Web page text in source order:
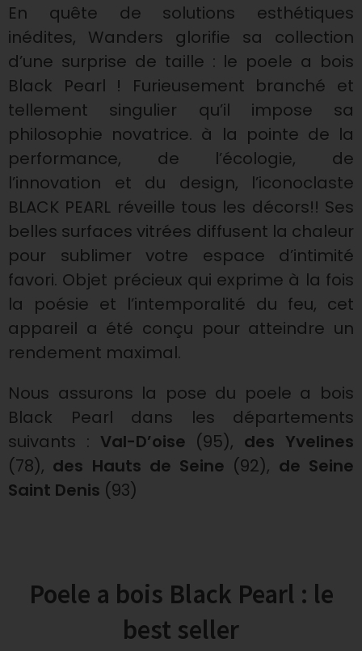
En quête de solutions esthétiques
inédites, Wanders glorifie sa collection
d’une surprise de taille : le poele a bois
Black Pearl ! Furieusement branché et
tellement singulier qu’il impose sa
philosophie novatrice. à la pointe de la
performance, de l’écologie, de
l’innovation et du design, l’iconoclaste
BLACK PEARL réveille tous les décors!! Ses
belles surfaces vitrées diffusent la chaleur
pour sublimer votre espace d’intimité
favori. Objet précieux qui exprime à la fois
la poésie et l’intemporalité du feu, cet
appareil a été conçu pour atteindre un
rendement maximal.
Nous assurons la pose du poele a bois
Black Pearl dans les départements
suivants : Val-D’oise (95), des Yvelines
(78), des Hauts de Seine (92), de Seine
Saint Denis (93)
Poele a bois Black Pearl : le
best seller